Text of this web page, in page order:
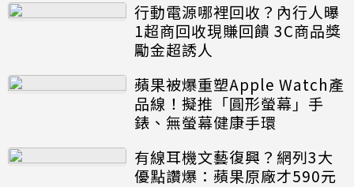
行動電源哪裡回收？內行人曝
1超商回收現賺回饋 3C商品獎
勵金超誘人
蘋果被爆重塑Apple Watch產
品線！擬推「圓形螢幕」手
錶、無螢幕健康手環
有線耳機文藝復興？網列3大
優點讚爆：蘋果原廠才590元